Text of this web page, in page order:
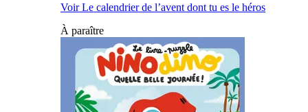
Voir Le calendrier de l’avent dont tu es le héros
À paraître